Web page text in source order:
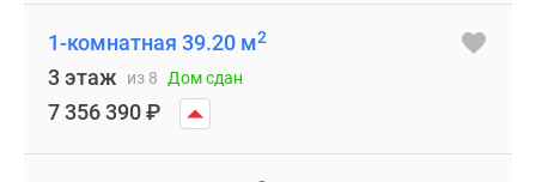
1-комнатная 39.20 м2
3 этаж из 8 Дом сдан
7 356 390₽